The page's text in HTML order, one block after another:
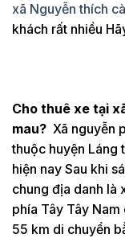
xã Nguyễn thích
khách rất nhiều
Cho thuê xe tại
mau? Xã nguyễn
thuộc huyện Láng
hiện nay Sau khi
chung địa danh là
phía Tây Tây
55 km di chuyển